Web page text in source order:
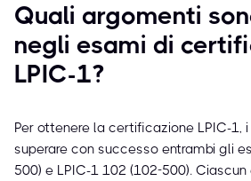
Quali argomenti
negli esami di
LPIC-1?
Per ottenere la certificazione LPIC-1,
superare con successo entrambi gli
500) e LPIC-1 102 (102-500).